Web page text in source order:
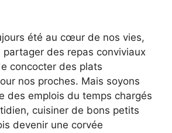
été au cœur de nos vies,
partager des repas conviviaux
concocter des plats
nos proches. Mais soyons
des emplois du temps chargés
cuisiner de bons petits
devenir une corvée